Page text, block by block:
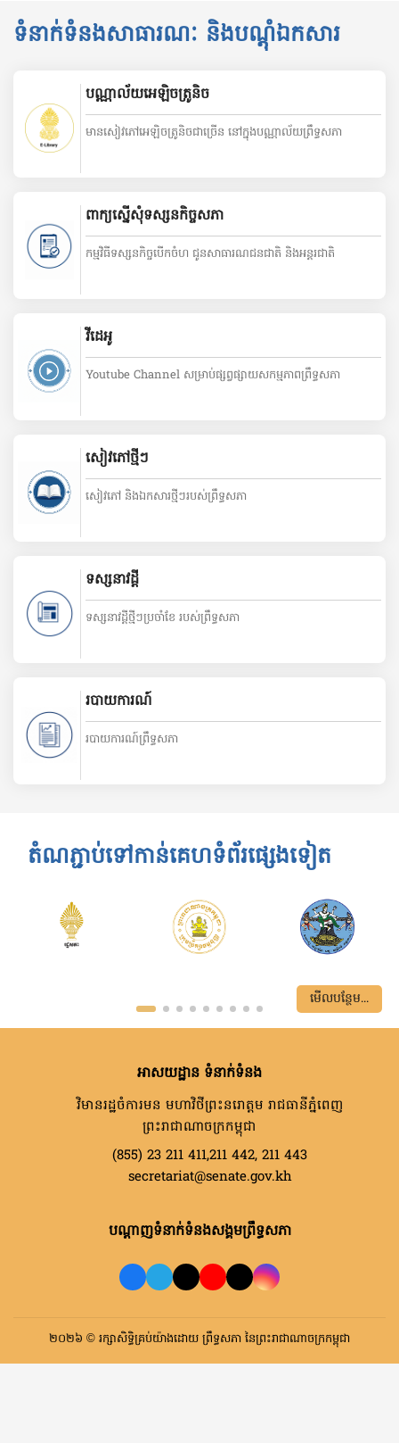
ទំនាក់ទំនងសាធារណៈ និងបណ្តុំឯកសារ
បណ្ណាល័យអេឡិចត្រូនិច
មានសៀវភៅអេឡិចត្រូនិចជាច្រើន នៅក្នុងបណ្ណាល័យព្រឹទ្ធសភា
ពាក្យស្នើសុំទស្សនកិច្ចសភា
កម្មវិធីទស្សនកិច្ចបើកចំហ ជូនសាធារណជនជាតិ និងអន្តរជាតិ
វីដេអូ
Youtube Channel សម្រាប់ផ្សព្វផ្សាយសកម្មភាពព្រឹទ្ធសភា
សៀវភៅថ្មីៗ
សៀវភៅ និងឯកសារថ្មីៗរបស់ព្រឹទ្ធសភា
ទស្សនាវដ្ដី
ទស្សនាវដ្ដីថ្មីៗប្រចាំខែ របស់ព្រឹទ្ធសភា
របាយការណ៍
របាយការណ៍ព្រឹទ្ធសភា
តំណភ្ជាប់ទៅកាន់គេហទំព័រផ្សេងទៀត
មើលបន្ថែម...
អាសយដ្ឋាន ទំនាក់ទំនង
វិមានរដ្ឋចំការមន មហាវិថីព្រះនរោត្តម រាជធានីភ្នំពេញ
ព្រះរាជាណាចក្រកម្ពុជា
(855) 23 211 411,211 442, 211 443
secretariat@senate.gov.kh
បណ្តាញទំនាក់ទំនងសង្គមព្រឹទ្ធសភា
២០២៦ © រក្សាសិទ្ធិគ្រប់យ៉ាងដោយ ព្រឹទ្ធសភា នៃព្រះរាជាណាចក្រកម្ពុជា